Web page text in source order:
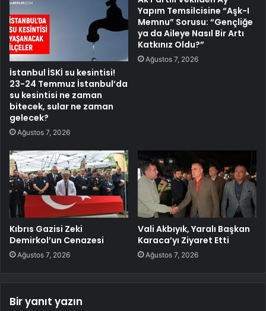
İstanbul İSKİ su kesintisi!
23-24 Temmuz İstanbul’da
su kesintisi ne zaman
bitecek, sular ne zaman
gelecek?
Ağustos 7, 2026
Yapım Temsilcisine “Aşk-I
Memnu” Sorusu: “Gençliğe
ya da Aileye Nasıl Bir Artı
Katkınız Oldu?”
Ağustos 7, 2026
Kıbrıs Gazisi Zeki
Demirkol’un Cenazesi
Ağustos 7, 2026
Vali Akbıyık, Yaralı Başkan
Karaca’yı Ziyaret Etti
Ağustos 7, 2026
Bir yanıt yazın